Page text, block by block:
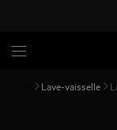
Lave-vaisselle